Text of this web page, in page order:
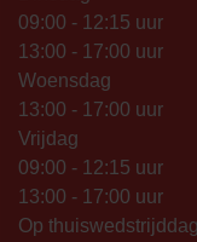
09:00 - 12:15 uur
13:00 - 17:00 uur
Woensdag
13:00 - 17:00 uur
Vrijdag
09:00 - 12:15 uur
13:00 - 17:00 uur
Op